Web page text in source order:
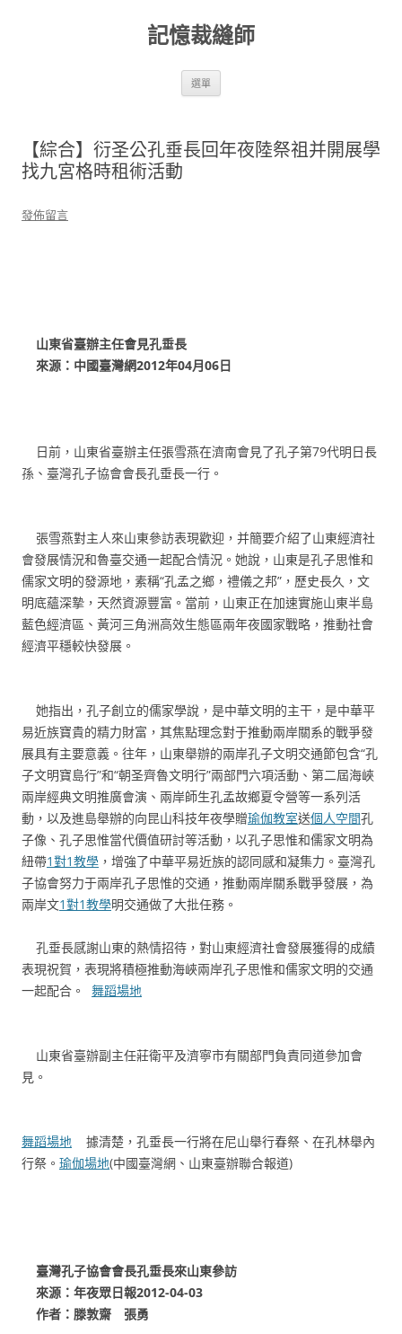
記憶裁縫師
選單
【綜合】衍圣公孔垂長回年夜陸祭祖并開展學
找九宮格時租術活動
發佈留言
山東省臺辦主任會見孔垂長
來源：中國臺灣網2012年04月06日
日前，山東省臺辦主任張雪燕在濟南會見了孔子第79代明日長
孫、臺灣孔子協會會長孔垂長一行。
張雪燕對主人來山東參訪表現歡迎，并簡要介紹了山東經濟社
會發展情況和魯臺交通一起配合情況。她說，山東是孔子思惟和
儒家文明的發源地，素稱“孔孟之鄉，禮儀之邦”，歷史長久，文
明底蘊深摯，天然資源豐富。當前，山東正在加速實施山東半島
藍色經濟區、黃河三角洲高效生態區兩年夜國家戰略，推動社會
經濟平穩較快發展。
她指出，孔子創立的儒家學說，是中華文明的主干，是中華平
易近族寶貴的精力財富，其焦點理念對于推動兩岸關系的戰爭發
展具有主要意義。往年，山東舉辦的兩岸孔子文明交通節包含“孔
子文明寶島行”和“朝圣齊魯文明行”兩部門六項活動、第二屆海峽
兩岸經典文明推廣會演、兩岸師生孔孟故鄉夏令營等一系列活
動，以及進島舉辦的向昆山科技年夜學贈瑜伽教室送個人空間孔
子像、孔子思惟當代價值研討等活動，以孔子思惟和儒家文明為
紐帶1對1教學 ，增強了中華平易近族的認同感和凝集力。臺灣孔
子協會努力于兩岸孔子思惟的交通，推動兩岸關系戰爭發展，為
兩岸文1對1教學明交通做了大批任務。
孔垂長感謝山東的熱情招待，對山東經濟社會發展獲得的成績
表現祝賀，表現將積極推動海峽兩岸孔子思惟和儒家文明的交通
一起配合。 舞蹈場地
山東省臺辦副主任莊衛平及濟寧市有關部門負責同道參加會
見。
舞蹈場地 據清楚，孔垂長一行將在尼山舉行春祭、在孔林舉內
行祭。 瑜伽場地(中國臺灣網、山東臺辦聯合報道)
臺灣孔子協會會長孔垂長來山東參訪
來源：年夜眾日報2012-04-03
作者：滕敦齋 張勇